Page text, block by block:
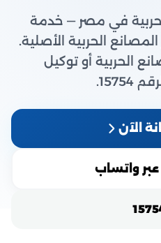
في مصر — خدمة
الحربية الأصلية.
الحربية أو توكيل
الآن
واتساب